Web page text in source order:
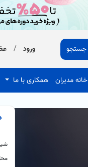
جستجو ورود /
خانه مدیران همکاری با ما